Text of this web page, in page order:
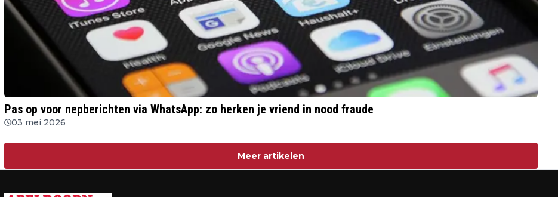
Pas op voor nepberichten via WhatsApp: zo herken je vriend in nood fraude
03 mei 2026
Meer artikelen